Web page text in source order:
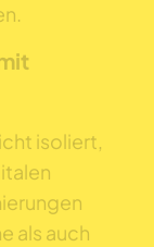
isoliert,
als auch